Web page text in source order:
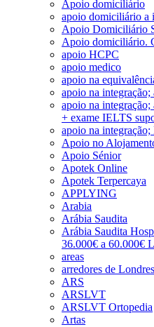
Apoio domiciliário
apoio domiciliário a
Apoio Domiciliário
Apoio domiciliário.
apoio HCPC
apoio medico
apoio na
apoio na
apoio na
+ exame IELTS
apoio na
Apoio no
Apoio Sénior
Apotek Online
Apotek Terpercaya
APPLYING
Arabia
Arábia Saudita
Arábia Saudita
36.000€ a 60.000€
areas
arredores de Londres
ARS
ARSLVT
ARSLVT Ortopedia
Artas